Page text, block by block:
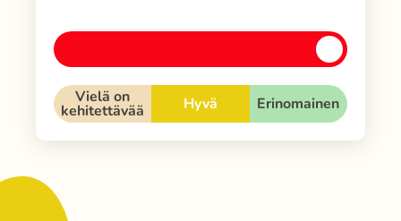
Vielä on
kehitettävää Hyvä Erinomainen